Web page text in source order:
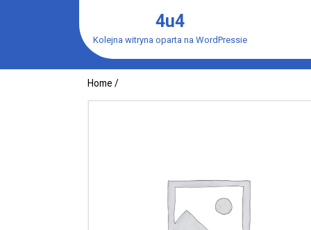
4u4
Kolejna witryna oparta na WordPressie
Home /